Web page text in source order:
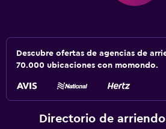
Descubre ofertas de agencias de
70.000 ubicaciones con momondo.
Directorio de